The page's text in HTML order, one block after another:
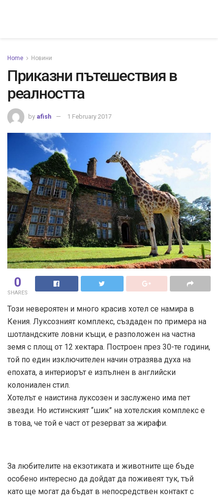
Home Новини
Приказни пътешествия в
реалността
by afish 1 February 2017
0
SHARES
Този невероятен и много красив хотел се намира в
Кения. Луксозният комплекс, създаден по примера на
шотландските ловни къщи, е разположен на частна
земя с площ от 12 хектара. Построен през 30-те години,
той по един изключителен начин отразява духа на
епохата, а интериорът е изпълнен в английски
колониален стил.
Хотелът е наистина луксозен и заслужено има пет
звезди. Но истинският “шик” на хотелския комплекс е
в това, че той е част от резерват за жирафи.
За любителите на екзотиката и животните ще бъде
особено интересно да дойдат да поживеят тук, тъй
като ще могат да бъдат в непосредствен контакт с